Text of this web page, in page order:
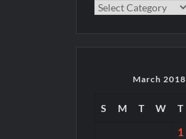
Categories
March 2018
S M T W T
1